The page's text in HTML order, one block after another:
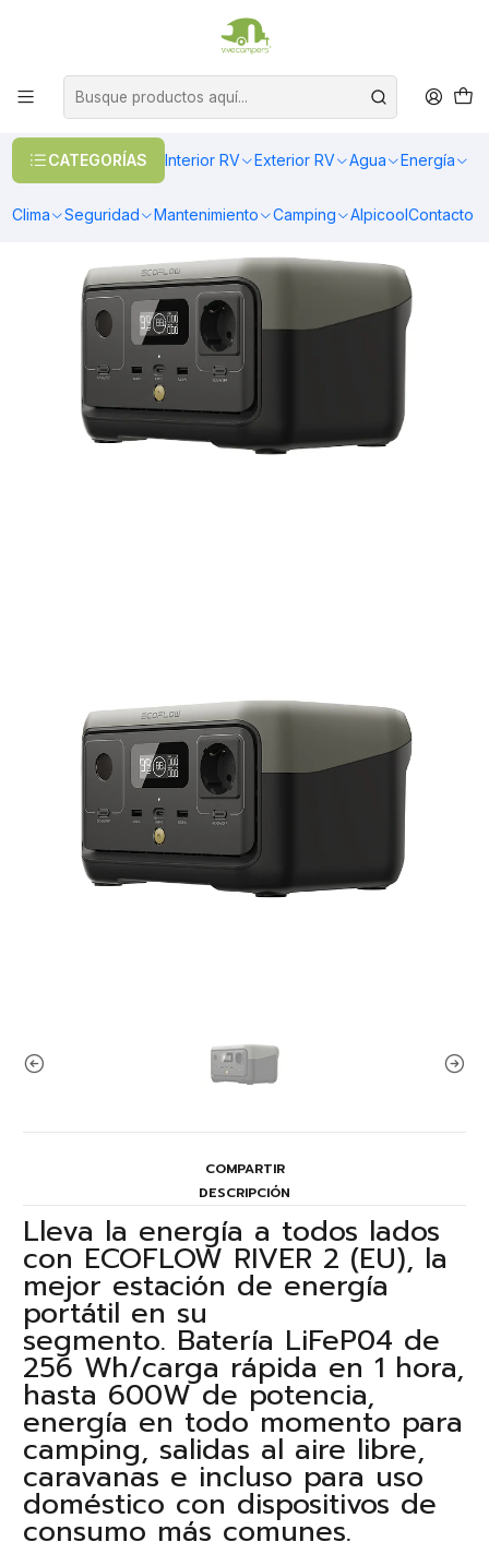
CATEGORÍAS Interior RV Exterior RV Agua Energía
Clima Seguridad Mantenimiento Camping AlpicoolContacto
OFERTAS EN CALEFACCIÓN DIESEL
COMPARTIR
DESCRIPCIÓN
Lleva la energía a todos lados
con ECOFLOW RIVER 2 (EU), la
mejor estación de energía
portátil en su
segmento. Batería LiFeP04 de
256 Wh/carga rápida en 1 hora,
hasta 600W de potencia,
energía en todo momento para
camping, salidas al aire libre,
caravanas e incluso para uso
doméstico con dispositivos de
consumo más comunes.